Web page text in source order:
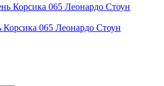
065 Леонардо Стоун